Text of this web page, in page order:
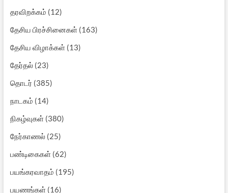
தரவிறக்கம் (12)
தேசிய பிரச்சினைகள்(163)
தேசிய விழாக்கள்(13)
தேர்தல்(23)
தொடர் (385)
நாடகம் (14)
நிகழ்வுகள்(380)
நேர்காணல்(25)
பண்டிகைகள்(62)
பயங்கரவாதம் (195)
பயணங்கள்(16)